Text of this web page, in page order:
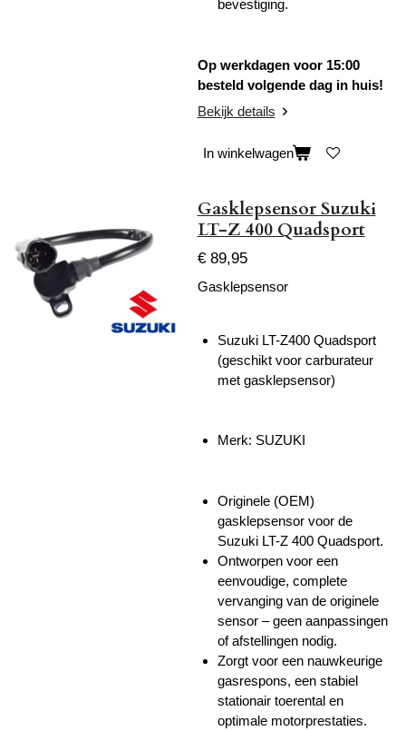
bevestiging.
Op werkdagen voor 15:00
besteld volgende dag in huis!
Bekijk details
In winkelwagen
Gasklepsensor Suzuki
LT-Z 400 Quadsport
€ 89,95
Gasklepsensor
Suzuki LT-Z400 Quadsport
(geschikt voor carburateur
met gasklepsensor)
Merk: SUZUKI
Originele (OEM)
gasklepsensor voor de
Suzuki LT-Z 400 Quadsport.
Ontworpen voor een
eenvoudige, complete
vervanging van de originele
sensor – geen aanpassingen
of afstellingen nodig.
Zorgt voor een nauwkeurige
gasrespons, een stabiel
stationair toerental en
optimale motorprestaties.